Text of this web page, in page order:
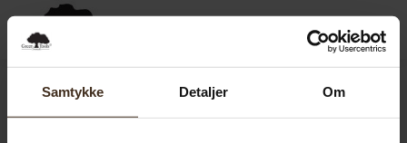
Samtykke Detaljer Om
0,00SEK 0